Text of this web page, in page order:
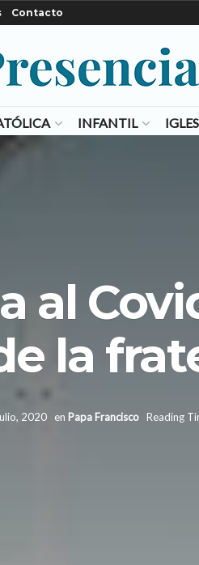
Contacto
INFANTIL
al
la
2020 en Papa Francisco Reading